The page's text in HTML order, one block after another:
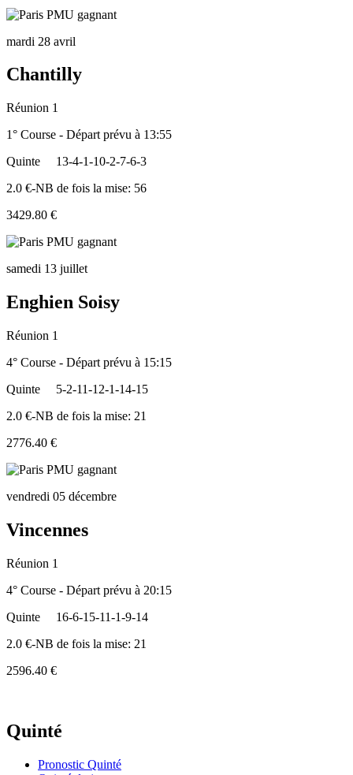
mardi 28 avril
Chantilly
Réunion 1
1° Course - Départ prévu à 13:55
Quinte
13-4-1-10-2-7-6-3
2.0 €-NB de fois la mise: 56
3429.80 €
samedi 13 juillet
Enghien Soisy
Réunion 1
4° Course - Départ prévu à 15:15
Quinte
5-2-11-12-1-14-15
2.0 €-NB de fois la mise: 21
2776.40 €
vendredi 05 décembre
Vincennes
Réunion 1
4° Course - Départ prévu à 20:15
Quinte
16-6-15-11-1-9-14
2.0 €-NB de fois la mise: 21
2596.40 €
Quinté
Pronostic Quinté